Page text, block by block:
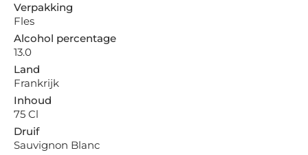
Verpakking
Fles
Alcohol percentage
13.0
Land
Frankrijk
Inhoud
75 Cl
Druif
Sauvignon Blanc